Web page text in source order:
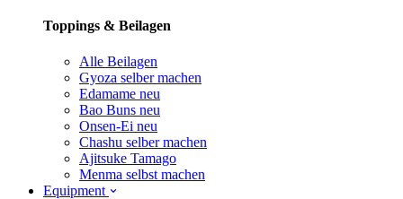
Toppings & Beilagen
Alle Beilagen
Gyoza selber machen
Edamame neu
Bao Buns neu
Onsen-Ei neu
Chashu selber machen
Ajitsuke Tamago
Menma selbst machen
Equipment